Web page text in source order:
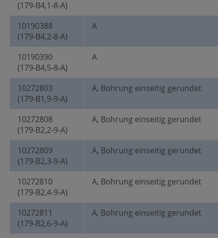
(179-B4,1-8-A)
10190388
(179-B4,2-8-A)
A
10190390
(179-B4,5-8-A)
A
10272803
(179-B1,9-9-A)
A, Bohrung einseitig gerundet
10272808
(179-B2,2-9-A)
A, Bohrung einseitig gerundet
10272809
(179-B2,3-9-A)
A, Bohrung einseitig gerundet
10272810
(179-B2,4-9-A)
A, Bohrung einseitig gerundet
10272811
(179-B2,6-9-A)
A, Bohrung einseitig gerundet